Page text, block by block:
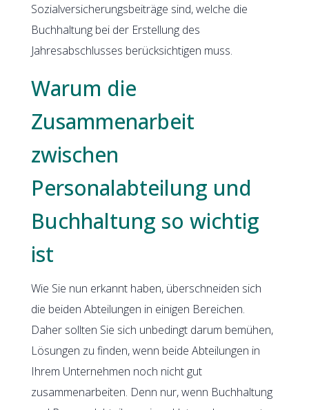
Sozialversicherungsbeiträge sind, welche die
Buchhaltung bei der Erstellung des
Jahresabschlusses berücksichtigen muss.
Warum die
Zusammenarbeit
zwischen
Personalabteilung und
Buchhaltung so wichtig
ist
Wie Sie nun erkannt haben, überschneiden sich
die beiden Abteilungen in einigen Bereichen.
Daher sollten Sie sich unbedingt darum bemühen,
Lösungen zu finden, wenn beide Abteilungen in
Ihrem Unternehmen noch nicht gut
zusammenarbeiten. Denn nur, wenn Buchhaltung